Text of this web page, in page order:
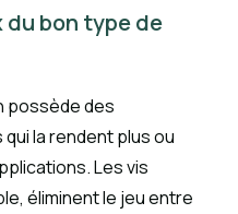
du bon type de
possède des
la rendent plus ou
Les vis
éliminent le jeu entre